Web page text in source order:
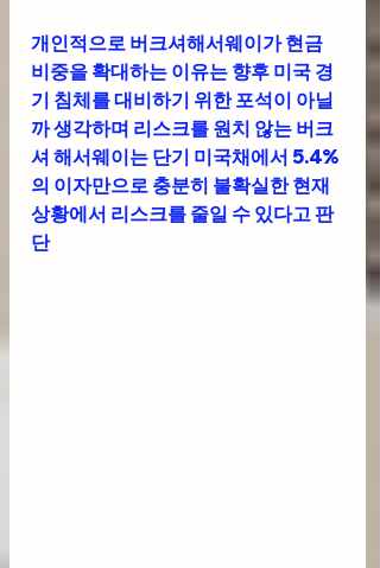
개인적으로 버크셔해서웨이가 현금
비중을 확대하는 이유는 향후 미국 경
기 침체를 대비하기 위한 포석이 아닐
까 생각하며 리스크를 원치 않는 버크
셔 해서웨이는 단기 미국채에서 5.4%
의 이자만으로 충분히 불확실한 현재
상황에서 리스크를 줄일 수 있다고 판
단